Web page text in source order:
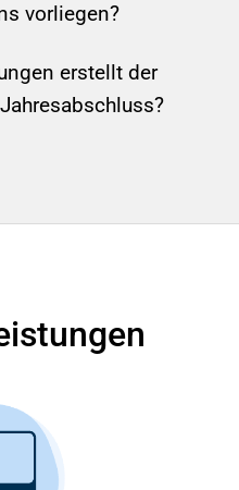
vorliegen?
erstellt der